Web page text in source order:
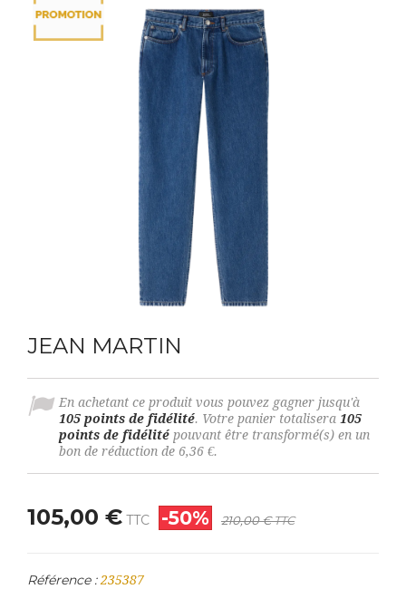
JEAN MARTIN
En achetant ce produit vous pouvez gagner jusqu'à
105 points de fidélité. Votre panier totalisera 105
points de fidélité pouvant être transformé(s) en un
bon de réduction de 6,36 €.
105,00 € TTC -50% 210,00 €TTC
Référence : 235387